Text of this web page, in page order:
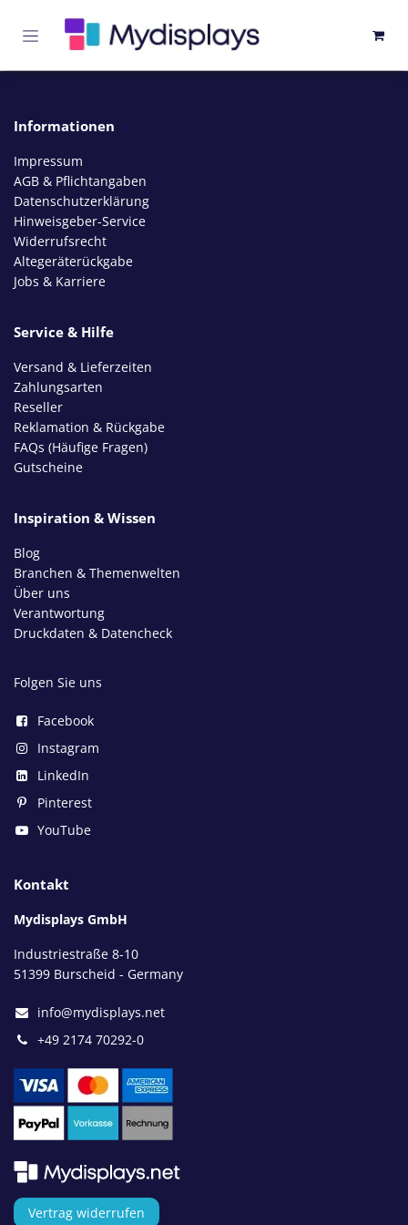
Informationen
Impressum
AGB & Pflichtangaben
Datenschutzerklärung
Hinweisgeber-Service
Widerrufsrecht
Altegeräterückgabe
Jobs & Karriere
Service & Hilfe
Versand & Lieferzeiten
Zahlungsarten
Reseller
Reklamation & Rückgabe
FAQs (Häufige Fragen)
Gutscheine
Inspiration & Wissen
Blog
Branchen & Themenwelten
Über uns
Verantwortung
Druckdaten & Datencheck
Folgen Sie uns
Facebook
Instagram
LinkedIn
Pinterest
YouTube
Kontakt
Mydisplays GmbH
Industriestraße 8-10
51399 Burscheid - Germany
info@mydisplays.net
+49 2174 70292-0
Vertrag widerrufen